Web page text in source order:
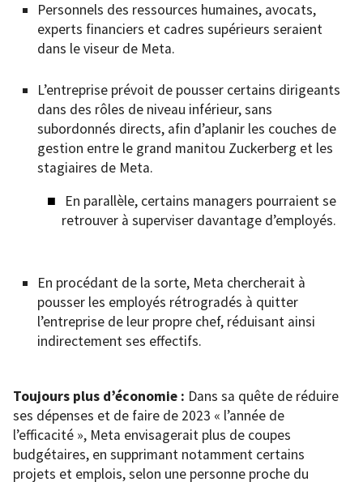
Personnels des ressources humaines, avocats,
experts financiers et cadres supérieurs seraient
dans le viseur de Meta.
L’entreprise prévoit de pousser certains dirigeants
dans des rôles de niveau inférieur, sans
subordonnés directs, afin d’aplanir les couches de
gestion entre le grand manitou Zuckerberg et les
stagiaires de Meta.
En parallèle, certains managers pourraient se
retrouver à superviser davantage d’employés.
En procédant de la sorte, Meta chercherait à
pousser les employés rétrogradés à quitter
l’entreprise de leur propre chef, réduisant ainsi
indirectement ses effectifs.
Toujours plus d’économie : Dans sa quête de réduire
ses dépenses et de faire de 2023 « l’année de
l’efficacité », Meta envisagerait plus de coupes
budgétaires, en supprimant notamment certains
projets et emplois, selon une personne proche du